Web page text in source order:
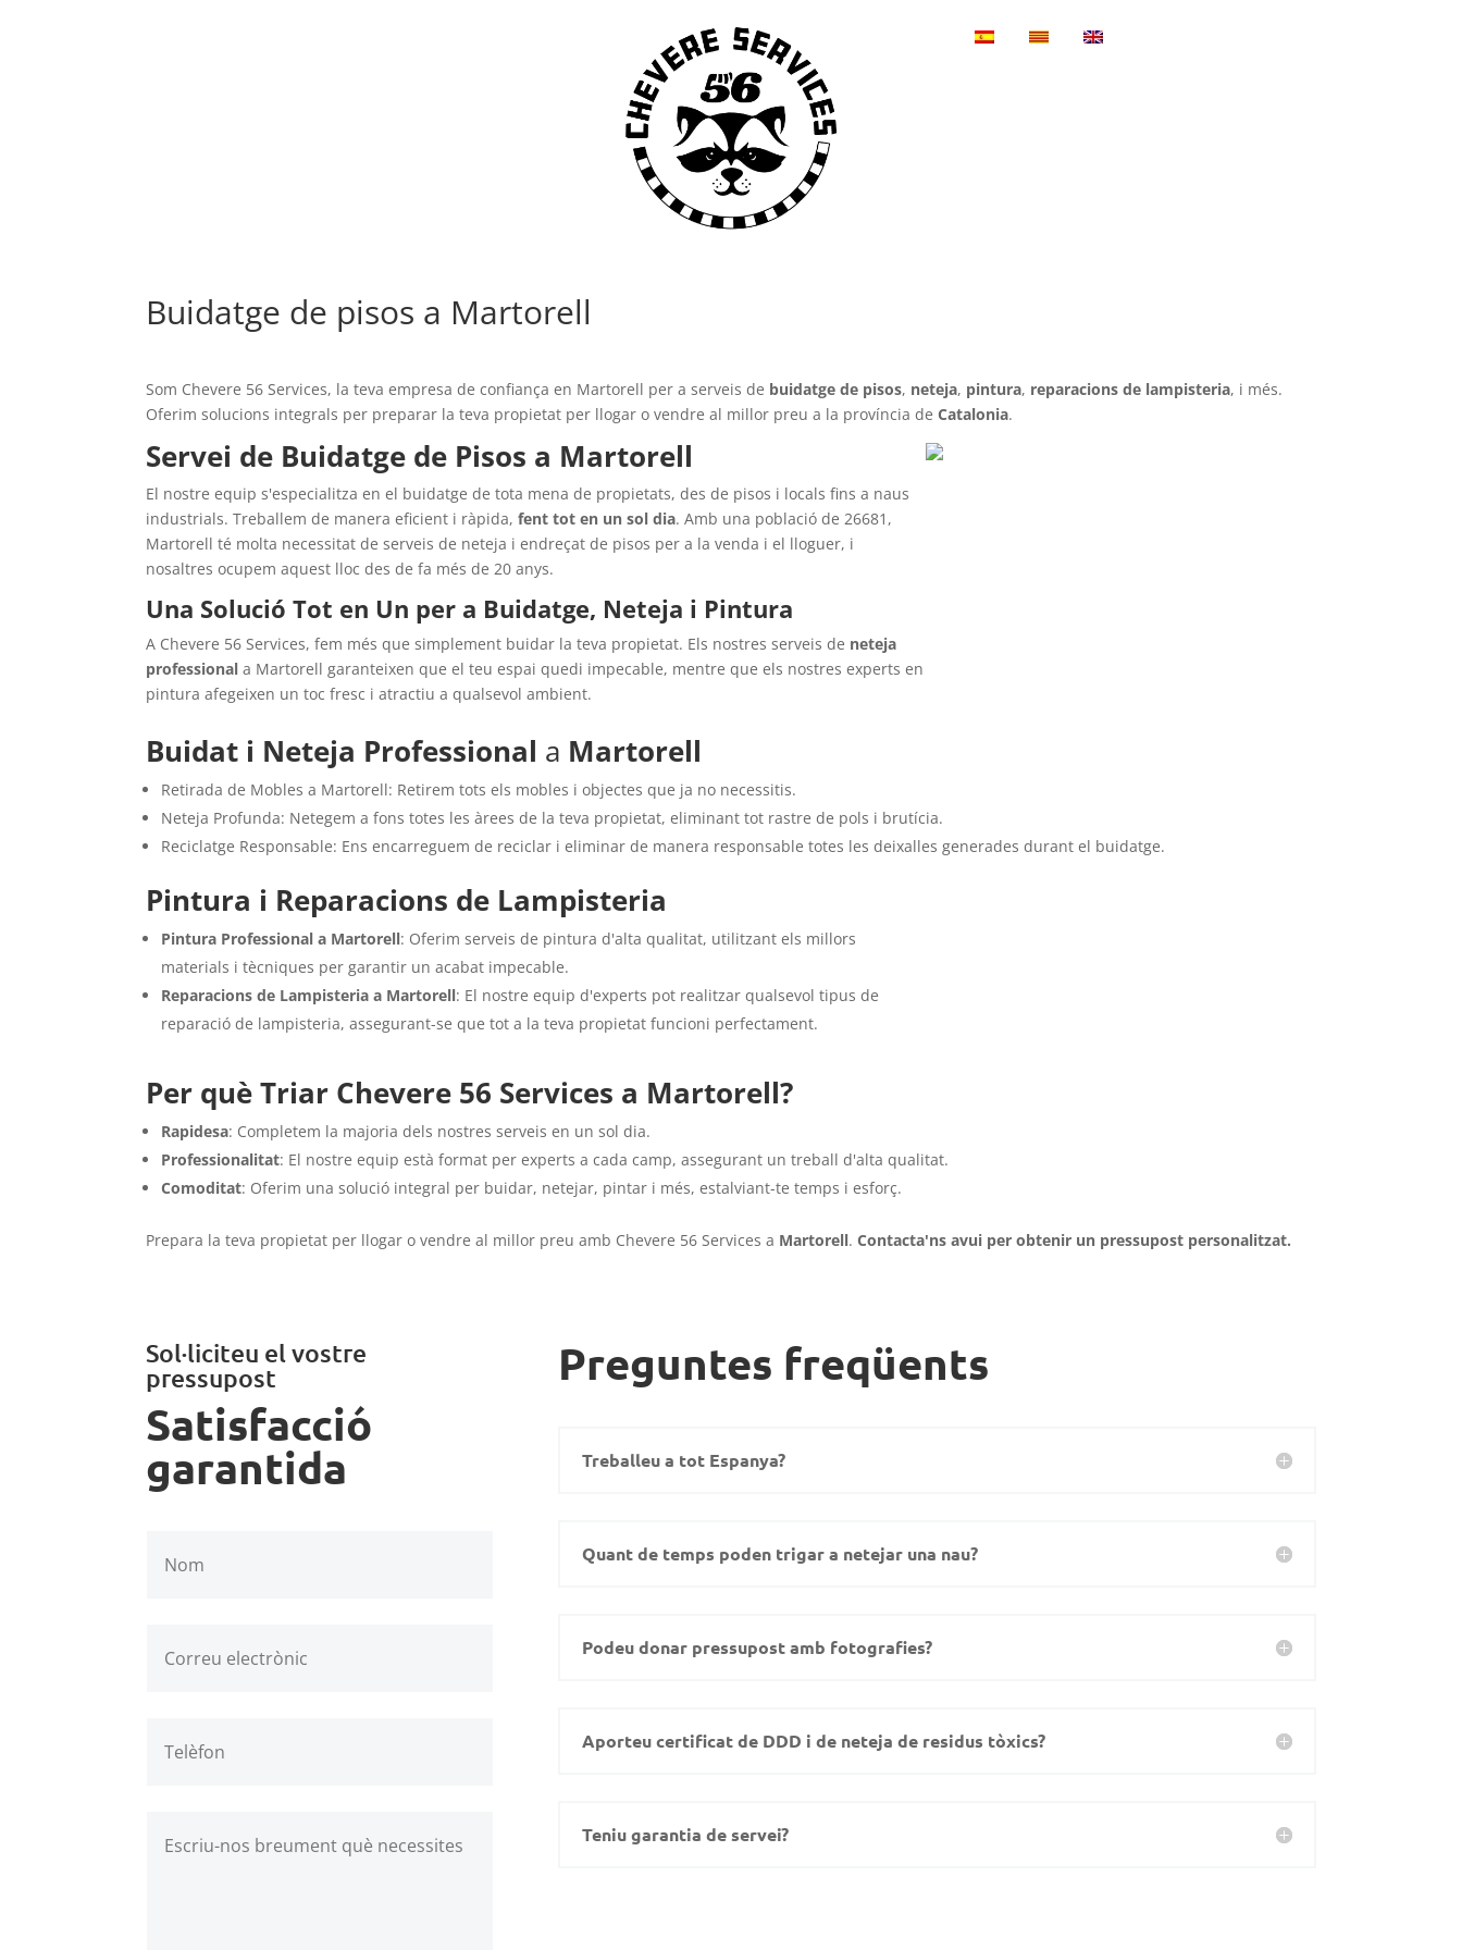
Buidatge de pisos a Martorell
Som Chevere 56 Services, la teva empresa de confiança en Martorell per a serveis de buidatge de pisos, neteja, pintura, reparacions de lampisteria, i més.
Oferim solucions integrals per preparar la teva propietat per llogar o vendre al millor preu a la província deCatalonia.
Servei de Buidatge de Pisos a Martorell
El nostre equip s'especialitza en el buidatge de tota mena de propietats, des de pisos i locals fins a naus
industrials. Treballem de manera eficient i ràpida,fent tot en un sol dia. Amb una població de 26681,
Martorell té molta necessitat de serveis de neteja i endreçat de pisos per a la venda i el lloguer, i
nosaltres ocupem aquest lloc des de fa més de 20 anys.
Una Solució Tot en Un per a Buidatge, Neteja i Pintura
A Chevere 56 Services, fem més que simplement buidar la teva propietat. Els nostres serveis de neteja
professional a Martorell garanteixen que el teu espai quedi impecable, mentre que els nostres experts en
pintura afegeixen un toc fresc i atractiu a qualsevol ambient.
Buidat i Neteja Professional a Martorell
Retirada de Mobles a Martorell: Retirem tots els mobles i objectes que ja no necessitis.
Neteja Profunda: Netegem a fons totes les àrees de la teva propietat, eliminant tot rastre de pols i brutícia.
Reciclatge Responsable: Ens encarreguem de reciclar i eliminar de manera responsable totes les deixalles generades durant el buidatge.
Pintura i Reparacions de Lampisteria
Pintura Professional a Martorell: Oferim serveis de pintura d'alta qualitat, utilitzant els millors
materials i tècniques per garantir un acabat impecable.
Reparacions de Lampisteria a Martorell: El nostre equip d'experts pot realitzar qualsevol tipus de
reparació de lampisteria, assegurant-se que tot a la teva propietat funcioni perfectament.
Per què Triar Chevere 56 Services a Martorell?
Rapidesa: Completem la majoria dels nostres serveis en un sol dia.
Professionalitat: El nostre equip està format per experts a cada camp, assegurant un treball d'alta qualitat.
Comoditat: Oferim una solució integral per buidar, netejar, pintar i més, estalviant-te temps i esforç.
Prepara la teva propietat per llogar o vendre al millor preu amb Chevere 56 Services a Martorell.Contacta'ns avui per obtenir un pressupost personalitzat.
Sol·liciteu el vostre
pressupost
Satisfacció
garantida
Preguntes freqüents
Treballeu a tot Espanya?
Quant de temps poden trigar a netejar una nau?
Podeu donar pressupost amb fotografies?
Aporteu certificat de DDD i de neteja de residus tòxics?
Teniu garantia de servei?